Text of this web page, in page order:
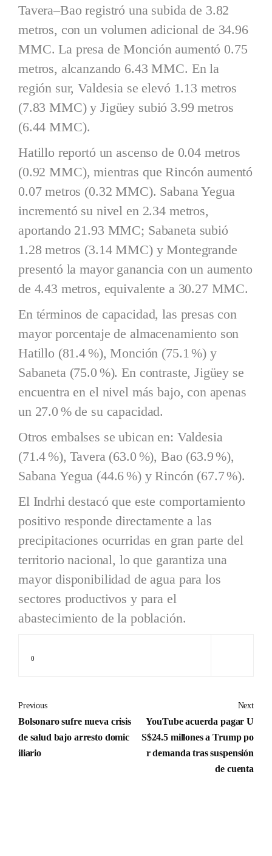
Tavera–Bao registró una subida de 3.82
metros, con un volumen adicional de 34.96
MMC. La presa de Monción aumentó 0.75
metros, alcanzando 6.43 MMC. En la
región sur, Valdesia se elevó 1.13 metros
(7.83 MMC) y Jigüey subió 3.99 metros
(6.44 MMC).
Hatillo reportó un ascenso de 0.04 metros
(0.92 MMC), mientras que Rincón aumentó
0.07 metros (0.32 MMC). Sabana Yegua
incrementó su nivel en 2.34 metros,
aportando 21.93 MMC; Sabaneta subió
1.28 metros (3.14 MMC) y Montegrande
presentó la mayor ganancia con un aumento
de 4.43 metros, equivalente a 30.27 MMC.
En términos de capacidad, las presas con
mayor porcentaje de almacenamiento son
Hatillo (81.4 %), Monción (75.1 %) y
Sabaneta (75.0 %). En contraste, Jigüey se
encuentra en el nivel más bajo, con apenas
un 27.0 % de su capacidad.
Otros embalses se ubican en: Valdesia
(71.4 %), Tavera (63.0 %), Bao (63.9 %),
Sabana Yegua (44.6 %) y Rincón (67.7 %).
El Indrhi destacó que este comportamiento
positivo responde directamente a las
precipitaciones ocurridas en gran parte del
territorio nacional, lo que garantiza una
mayor disponibilidad de agua para los
sectores productivos y para el
abastecimiento de la población.
0
Previous
Bolsonaro sufre nueva crisis
de salud bajo arresto domic
iliario
Next
YouTube acuerda pagar U
S$24.5 millones a Trump po
r demanda tras suspensión
de cuenta